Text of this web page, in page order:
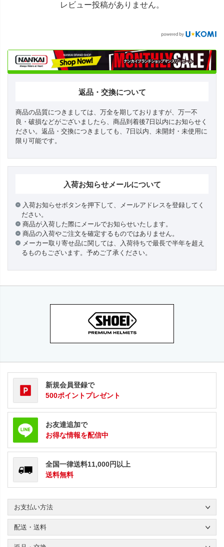
レビュー投稿がありません。
返品・交換について
商品の品質につきましては、万全を期しておりますが、万一不
良・破損などがございましたら、商品到着後7日以内にお知らせく
ださい。返品・交換につきましても、7日以内、未開封・未使用に
限り可能です。
入荷お知らせメールについて
入荷お知らせボタンを押下して、メールアドレスを登録してく
ださい。
商品が入荷した際にメールでお知らせいたします。
商品の入荷やご注文を確定するものではありません。
メーカー取り寄せ品に関しては、入荷待ちで最長で半年を超え
るものもございます。予めご了承ください。
新規会員登録で
500ポイントプレゼント
お友達追加で
お得な情報を配信中
全国一律送料11,000円以上
送料無料
お支払い方法
配送・送料